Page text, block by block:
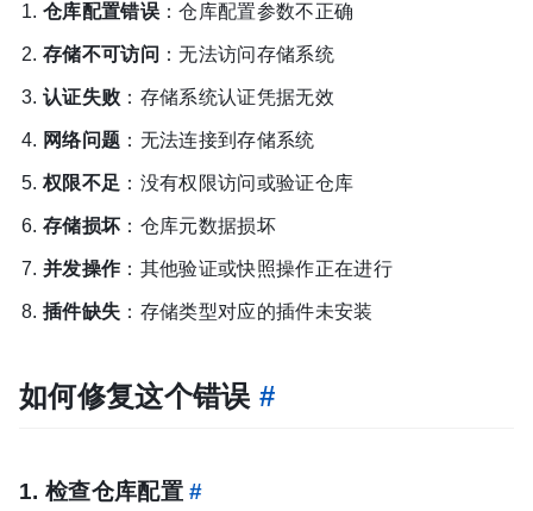
仓库配置错误：仓库配置参数不正确
存储不可访问 ：无法访问存储系统
认证失败 ：存储系统认证凭据无效
网络问题 ：无法连接到存储系统
权限不足 ：没有权限访问或验证仓库
存储损坏 ：仓库元数据损坏
并发操作：其他验证或快照操作正在进行
插件缺失 ：存储类型对应的插件未安装
如何修复这个错误 #
1. 检查仓库配置#